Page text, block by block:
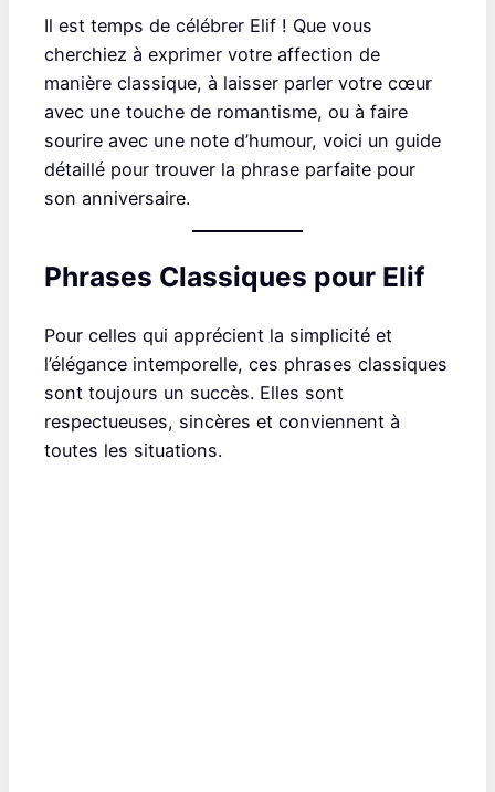
Il est temps de célébrer Elif ! Que vous
cherchiez à exprimer votre affection de
manière classique, à laisser parler votre cœur
avec une touche de romantisme, ou à faire
sourire avec une note d’humour, voici un guide
détaillé pour trouver la phrase parfaite pour
son anniversaire.
Phrases Classiques pour Elif
Pour celles qui apprécient la simplicité et
l’élégance intemporelle, ces phrases classiques
sont toujours un succès. Elles sont
respectueuses, sincères et conviennent à
toutes les situations.